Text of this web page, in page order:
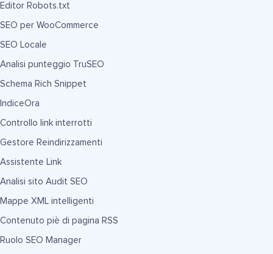
Editor Robots.txt
SEO per WooCommerce
SEO Locale
Analisi punteggio TruSEO
Schema Rich Snippet
IndiceOra
Controllo link interrotti
Gestore Reindirizzamenti
Assistente Link
Analisi sito Audit SEO
Mappe XML intelligenti
Contenuto piè di pagina RSS
Ruolo SEO Manager